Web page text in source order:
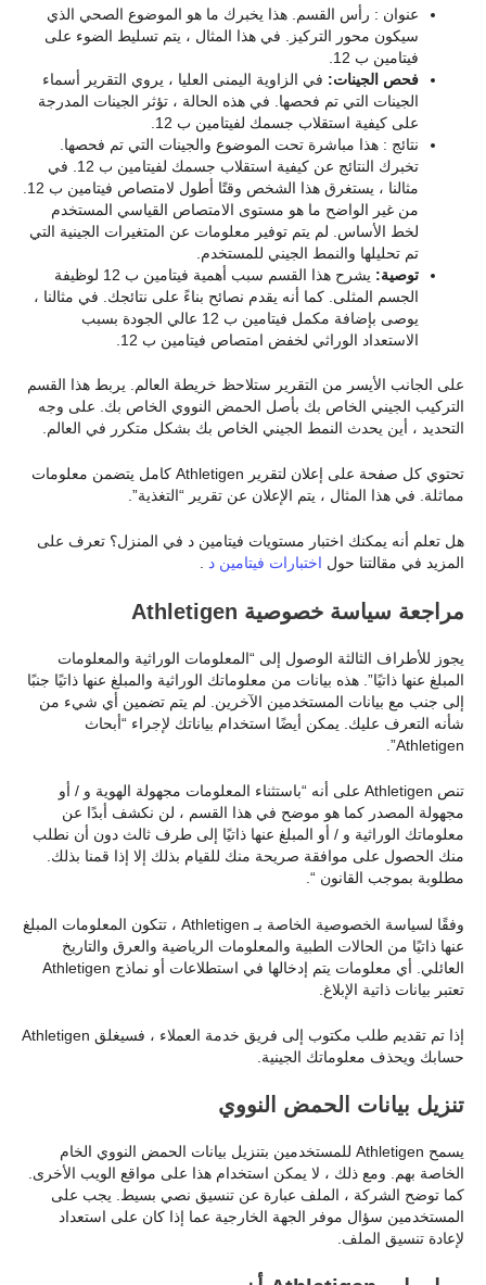
عنوان : رأس القسم. هذا يخبرك ما هو الموضوع الصحي الذي
سيكون محور التركيز. في هذا المثال ، يتم تسليط الضوء على
فيتامين ب 12.
فحص الجينات: في الزاوية اليمنى العليا ، يروي التقرير أسماء
الجينات التي تم فحصها. في هذه الحالة ، تؤثر الجينات المدرجة
على كيفية استقلاب جسمك لفيتامين ب 12.
نتائج : هذا مباشرة تحت الموضوع والجينات التي تم فحصها.
تخبرك النتائج عن كيفية استقلاب جسمك لفيتامين ب 12. في
من غير الواضح ما هو مستوى الامتصاص القياسي المستخدم
لخط الأساس. لم يتم توفير معلومات عن المتغيرات الجينية التي
تم تحليلها والنمط الجيني للمستخدم.
توصية:
يشرح هذا القسم سبب أهمية فيتامين ب 12 لوظيفة
الجسم المثلى. كما أنه يقدم نصائح بناءً على نتائجك. في مثالنا ،
يوصى بإضافة مكمل فيتامين ب 12 عالي الجودة بسبب
الاستعداد الوراثي لخفض امتصاص فيتامين ب 12.
على الجانب الأيسر من التقرير ستلاحظ خريطة العالم. يربط هذا القسم
التركيب الجيني الخاص بك بأصل الحمض النووي الخاص بك. على وجه
التحديد ، أين يحدث النمط الجيني الخاص بك بشكل متكرر في العالم.
تحتوي كل صفحة على إعلان لتقرير Athletigen كامل يتضمن معلومات
مماثلة. في هذا المثال ، يتم الإعلان عن تقرير “التغذية”.
هل تعلم أنه يمكنك اختبار مستويات فيتامين د في المنزل؟ تعرف على
المزيد في مقالتنا حول اختبارات فيتامين د .
مراجعة سياسة خصوصية Athletigen
يجوز للأطراف الثالثة الوصول إلى “المعلومات الوراثية والمعلومات
المبلغ عنها ذاتيًا”. هذه بيانات من معلوماتك الوراثية والمبلغ عنها ذاتيًا جنبًا
إلى جنب مع بيانات المستخدمين الآخرين. لم يتم تضمين أي شيء من
شأنه التعرف عليك. يمكن أيضًا استخدام بياناتك لإجراء “أبحاث
Athletigen”.
تنص Athletigen على أنه “باستثناء المعلومات مجهولة الهوية و / أو
مجهولة المصدر كما هو موضح في هذا القسم ، لن نكشف أبدًا عن
معلوماتك الوراثية و / أو المبلغ عنها ذاتيًا إلى طرف ثالث دون أن نطلب
منك الحصول على موافقة صريحة منك للقيام بذلك إلا إذا قمنا بذلك.
مطلوبة بموجب القانون “.
وفقًا لسياسة الخصوصية الخاصة بـ Athletigen ، تتكون المعلومات المبلغ
عنها ذاتيًا من الحالات الطبية والمعلومات الرياضية والعرق والتاريخ
العائلي. أي معلومات يتم إدخالها في استطلاعات أو نماذج Athletigen
تعتبر بيانات ذاتية الإبلاغ.
إذا تم تقديم طلب مكتوب إلى فريق خدمة العملاء ، فسيغلق Athletigen
حسابك ويحذف معلوماتك الجينية.
تنزيل بيانات الحمض النووي
يسمح Athletigen للمستخدمين بتنزيل بيانات الحمض النووي الخام
الخاصة بهم. ومع ذلك ، لا يمكن استخدام هذا على مواقع الويب الأخرى.
كما توضح الشركة ، الملف عبارة عن تنسيق نصي بسيط. يجب على
المستخدمين سؤال موفر الجهة الخارجية عما إذا كان على استعداد
لإعادة تنسيق الملف.